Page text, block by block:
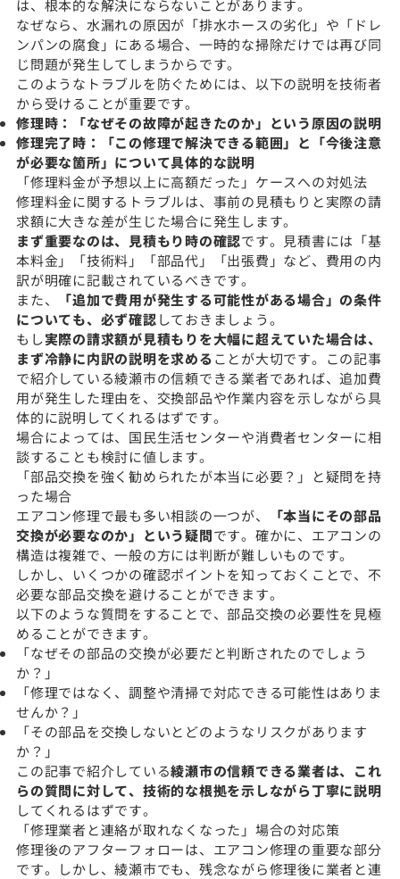
は、根本的な解決にならないことがあります。
なぜなら、水漏れの原因が「排水ホースの劣化」や「ドレ
ンパンの腐食」にある場合、一時的な掃除だけでは再び同
じ問題が発生してしまうからです。
このようなトラブルを防ぐためには、以下の説明を技術者
から受けることが重要です。
修理時：「なぜその故障が起きたのか」という原因の説明
修理完了時：「この修理で解決できる範囲」と「今後注意
が必要な箇所」について具体的な説明
「修理料金が予想以上に高額だった」ケースへの対処法
修理料金に関するトラブルは、事前の見積もりと実際の請
求額に大きな差が生じた場合に発生します。
まず重要なのは、見積もり時の確認です。見積書には「基
本料金」「技術料」「部品代」「出張費」など、費用の内
訳が明確に記載されているべきです。
また、
「追加で費用が発生する可能性がある場合」の条件
についても、必ず確認しておきましょう。
もし実際の請求額が見積もりを大幅に超えていた場合は、
まず冷静に内訳の説明を求めることが大切です。この記事
で紹介している綾瀬市の信頼できる業者であれば、追加費
用が発生した理由を、交換部品や作業内容を示しながら具
体的に説明してくれるはずです。
場合によっては、国民生活センターや消費者センターに相
談することも検討に値します。
「部品交換を強く勧められたが本当に必要？」と疑問を持
った場合
エアコン修理で最も多い相談の一つが、
「本当にその部品
交換が必要なのか」という疑問です。確かに、エアコンの
構造は複雑で、一般の方には判断が難しいものです。
しかし、いくつかの確認ポイントを知っておくことで、不
必要な部品交換を避けることができます。
以下のような質問をすることで、部品交換の必要性を見極
めることができます。
「なぜその部品の交換が必要だと判断されたのでしょう
か？」
「修理ではなく、調整や清掃で対応できる可能性はありま
せんか？」
「その部品を交換しないとどのようなリスクがあります
か？」
この記事で紹介している綾瀬市の信頼できる業者は、これ
らの質問に対して、技術的な根拠を示しながら丁寧に説明
してくれるはずです。
「修理業者と連絡が取れなくなった」場合の対応策
修理後のアフターフォローは、エアコン修理の重要な部分
です。しかし、綾瀬市でも、残念ながら修理後に業者と連